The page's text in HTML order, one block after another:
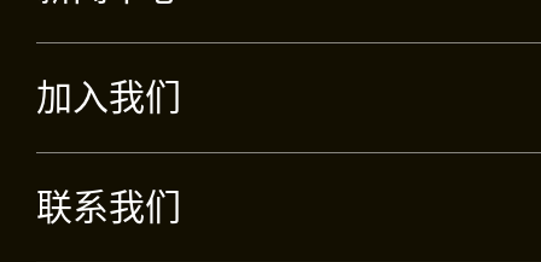
加入我们
联系我们